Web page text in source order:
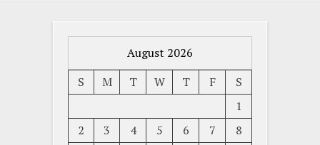
August 2026
S
M T W T F
S
1
2
3 4 5 6 7
8